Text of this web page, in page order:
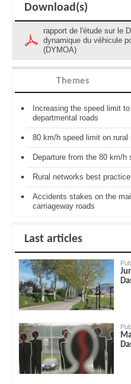
Download(s)
rapport de l'étude sur le
dynamique du véhicule
(DYMOA)
Themes
Increasing the speed limit
departmental roads
80 km/h speed limit on rural
Departure from the 80 km/
Rural networks best practice
Accidents stakes on the
carriageway roads
Last articles